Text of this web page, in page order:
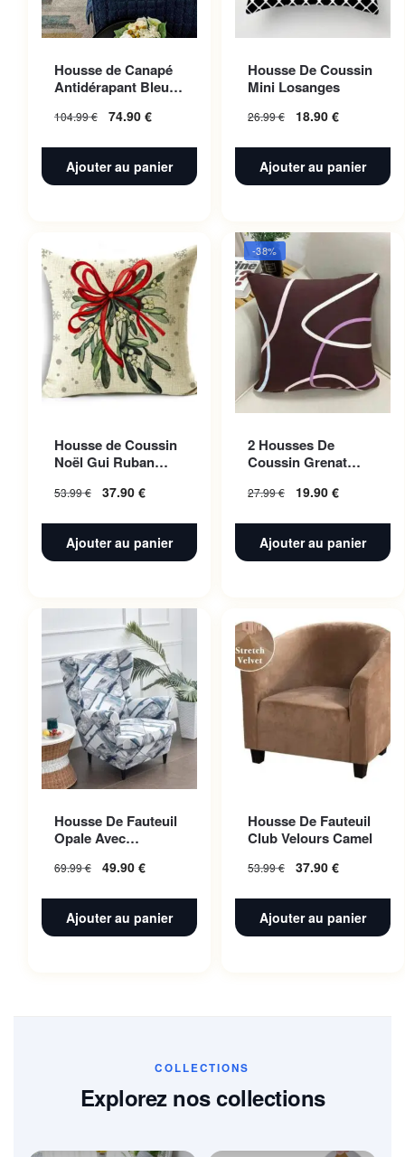
Housse de Canapé
Antidérapant Bleu
104.99€ 74.90 €
Ajouter au panier
Housse De Coussin
Mini Losanges
26.99€ 18.90 €
Ajouter au panier
Housse de Coussin
Noël Gui Ruban
53.99€ 37.90 €
Ajouter au panier
-38%
2 Housses De
Coussin Grenat
45 X 45 Cm
27.99€ 19.90 €
Ajouter au panier
Housse De Fauteuil
Opale Avec
Extensible |
69.99€ 49.90 €
Ajouter au panier
Housse De Fauteuil
Club Velours Camel
53.99€ 37.90 €
Ajouter au panier
COLLECTIONS
Explorez nos collections